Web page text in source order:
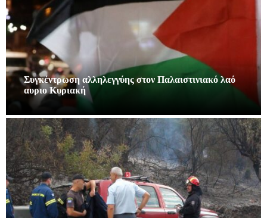
Συγκέντρωση αλληλεγγύης στον Παλαιστινιακό λαό
αυριο Κυριακή